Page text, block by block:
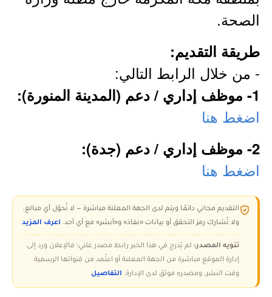
الصحة.
طريقة التقديم:
- من خلال الرابط التالي:
1- موظف إداري / دعم (المدينة المنورة):
اضغط هنا
2- موظف إداري / دعم (جدة):
اضغط هنا
التقديم مجاني دائمًا ويتم لدى الجهة المعلنة مباشرة — لا تُحوّل أي مبالغ،
ولا تُشارك رمز التحقق أو بيانات «نفاذ» و«أبشر» مع أي أحد. اعرف المزيد
تنويه المصدر: لم يُدرج في هذا الخبر رابط مصدر علني؛ فالإعلان ورد إلى
إدارة الموقع مباشرة من الجهة المعلنة أو اعتُمد من قنواتها الرسمية
وقت النشر، ومصدره موثق لدى الإدارة. التفاصيل